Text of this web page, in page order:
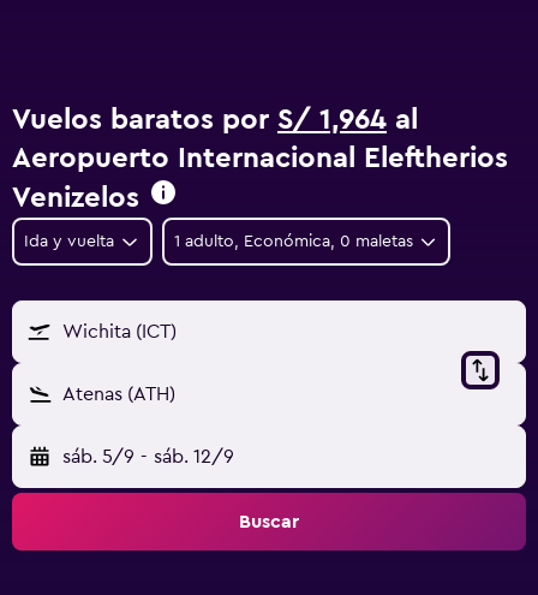
Vuelos baratos por S/ 1,964 al
Aeropuerto Internacional Eleftherios
Venizelos
Ida y vuelta 1 adulto, Económica, 0 maletas
Wichita (ICT)
Atenas (ATH)
sáb. 5/9 - sáb. 12/9
Buscar